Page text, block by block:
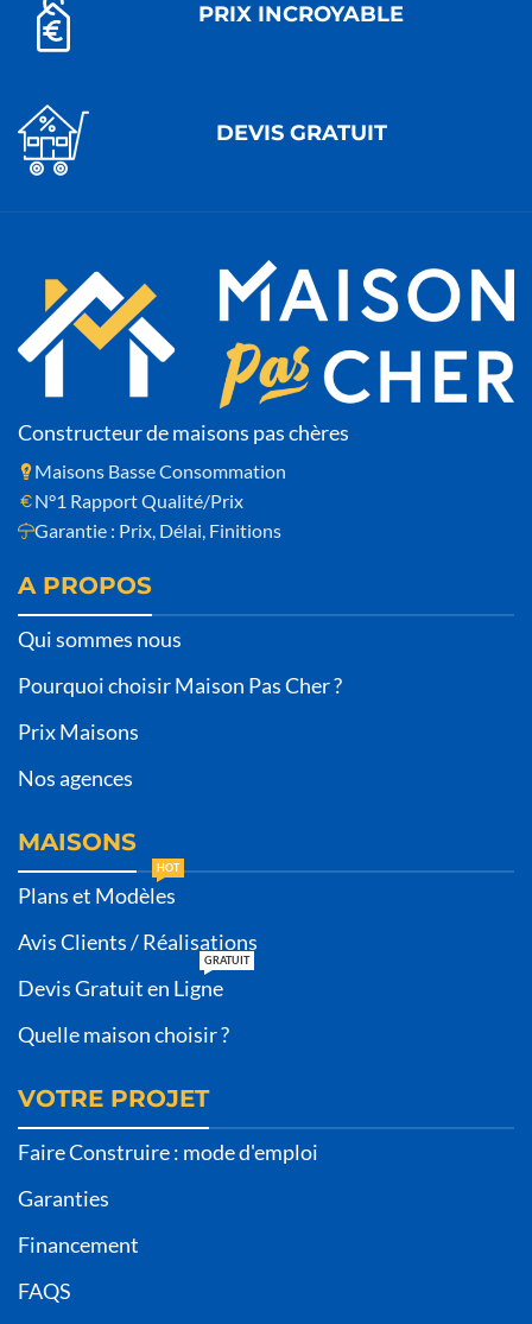
PRIX INCROYABLE
DEVIS GRATUIT
Constructeur de maisons pas chères
Maisons Basse Consommation
N°1 Rapport Qualité/Prix
Garantie : Prix, Délai, Finitions
A PROPOS
Qui sommes nous
Pourquoi choisir Maison Pas Cher ?
Prix Maisons
Nos agences
MAISONS
Plans et Modèles
HOT
Avis Clients / Réalisations
Devis Gratuit en Ligne
GRATUIT
Quelle maison choisir ?
VOTRE PROJET
Faire Construire : mode d'emploi
Garanties
Financement
FAQS